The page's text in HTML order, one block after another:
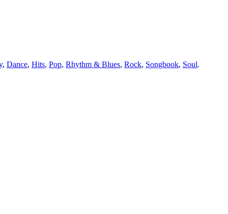
, Dance, Hits, Pop, Rhythm & Blues, Rock, Songbook, Soul.